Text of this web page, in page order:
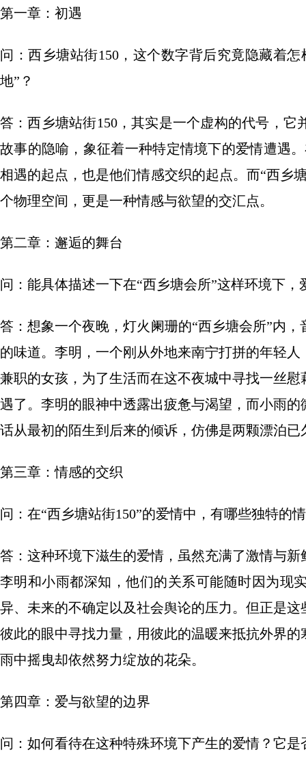
第一章：初遇
问：西乡塘站街150，这个数字背后究竟隐藏着
地”？
答：西乡塘站街150，其实是一个虚构的代号，
故事的隐喻，象征着一种特定情境下的爱情遭遇
相遇的起点，也是他们情感交织的起点。而“西乡
个物理空间，更是一种情感与欲望的交汇点。
第二章：邂逅的舞台
问：能具体描述一下在“西乡塘会所”这样环境下，
答：想象一个夜晚，灯火阑珊的“西乡塘会所”内
的味道。李明，一个刚从外地来南宁打拼的年轻
兼职的女孩，为了生活而在这不夜城中寻找一丝
遇了。李明的眼神中透露出疲惫与渴望，而小雨
话从最初的陌生到后来的倾诉，仿佛是两颗漂泊
第三章：情感的交织
问：在“西乡塘站街150”的爱情中，有哪些独特的
答：这种环境下滋生的爱情，虽然充满了激情与
李明和小雨都深知，他们的关系可能随时因为现
异、未来的不确定以及社会舆论的压力。但正是
彼此的眼中寻找力量，用彼此的温暖来抵抗外界
雨中摇曳却依然努力绽放的花朵。
第四章：爱与欲望的边界
问：如何看待在这种特殊环境下产生的爱情？它